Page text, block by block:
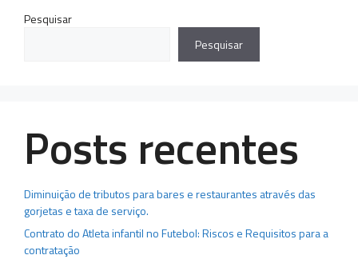
Pesquisar
Pesquisar
Posts recentes
Diminuição de tributos para bares e restaurantes através das
gorjetas e taxa de serviço.
Contrato do Atleta infantil no Futebol: Riscos e Requisitos para a
contratação